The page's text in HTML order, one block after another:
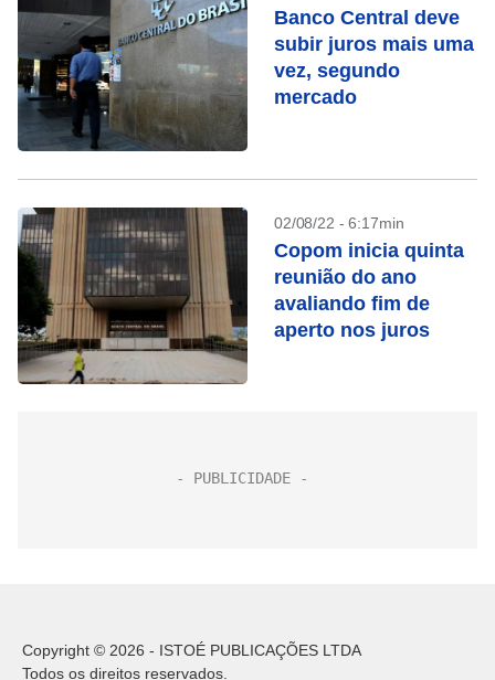
Banco Central deve
subir juros mais uma
vez, segundo
mercado
02/08/22 - 6:17min
Copom inicia quinta
reunião do ano
avaliando fim de
aperto nos juros
Copyright © 2026 - ISTOÉ PUBLICAÇÕES LTDA
Todos os direitos reservados.